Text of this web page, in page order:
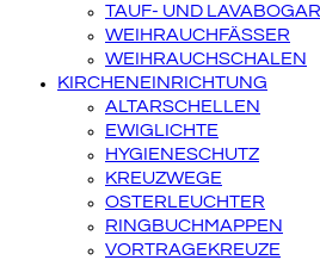
TAUF- UND
WEIHRAUCHFÄSSER
WEIHRAUCHSCHALEN
KIRCHENEINRICHTUNG
ALTARSCHELLEN
EWIGLICHTE
HYGIENESCHUTZ
KREUZWEGE
OSTERLEUCHTER
RINGBUCHMAPPEN
VORTRAGEKREUZE